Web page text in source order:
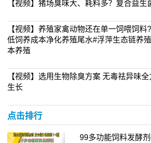
【视频】猪场臭味大、耗料多？复合益生
【视频】养殖家禽动物还在单一饲喂饲料
低饲养成本净化养殖尾水#浮萍生态链养
本养殖
【视频】选用生物除臭方案 无毒祛异味
生长
点击排行
99多功能饲料发酵